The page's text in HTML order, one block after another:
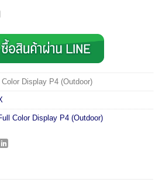
Display P4 (Outdoor)
Color Display P4 (Outdoor)